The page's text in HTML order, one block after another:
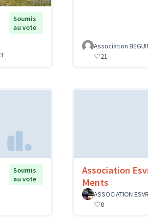
Soumis
au vote
1
Association
21
Soumis
au vote
Association
Ments
ASSOCIATION
0